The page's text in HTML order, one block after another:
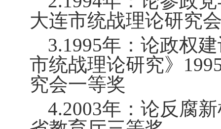
大连市统战理论研究
3.1995年：论政权
市统战理论研究》
究会一等奖
4.2003年：论反腐